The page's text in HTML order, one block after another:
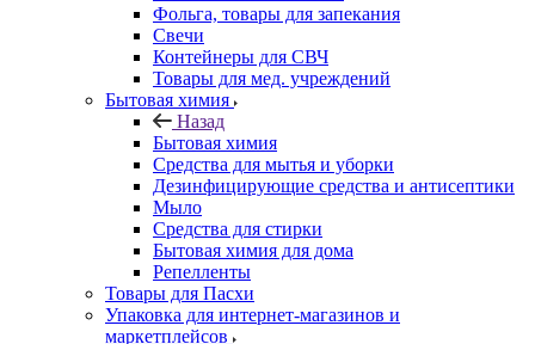
Фольга, товары для запекания
Свечи
Контейнеры для СВЧ
Товары для мед. учреждений
Бытовая химия
Назад
Бытовая химия
Средства для мытья и уборки
Дезинфицирующие средства и антисептики
Мыло
Средства для стирки
Бытовая химия для дома
Репелленты
Товары для Пасхи
Упаковка для интернет-магазинов и
маркетплейсов